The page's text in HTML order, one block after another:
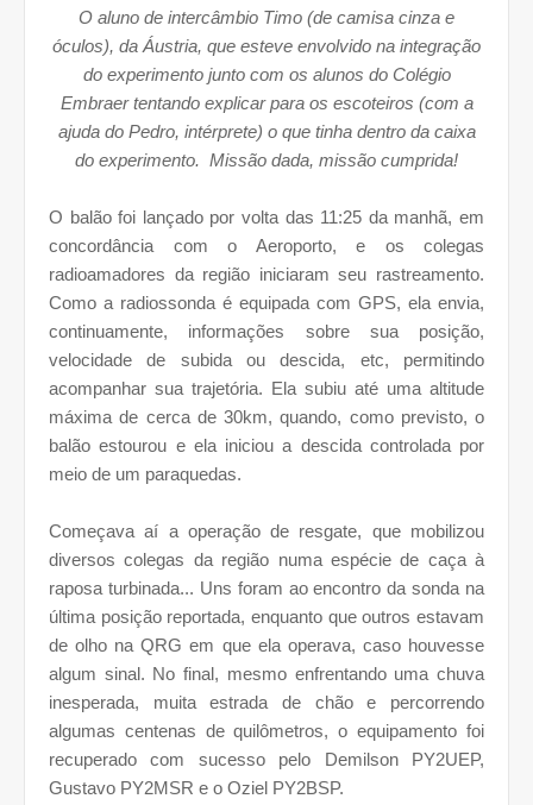
O aluno de intercâmbio Timo (de camisa cinza e
óculos), da Áustria, que esteve envolvido na integração
do experimento junto com os alunos do Colégio
Embraer tentando explicar para os escoteiros (com a
ajuda do Pedro, intérprete) o que tinha dentro da caixa
do experimento. Missão dada, missão cumprida!
O balão foi lançado por volta das 11:25 da manhã, em
concordância com o Aeroporto, e os colegas
radioamadores da região iniciaram seu rastreamento.
Como a radiossonda é equipada com GPS, ela envia,
continuamente, informações sobre sua posição,
velocidade de subida ou descida, etc, permitindo
acompanhar sua trajetória. Ela subiu até uma altitude
máxima de cerca de 30km, quando, como previsto, o
balão estourou e ela iniciou a descida controlada por
meio de um paraquedas.
Começava aí a operação de resgate, que mobilizou
diversos colegas da região numa espécie de caça à
raposa turbinada... Uns foram ao encontro da sonda na
última posição reportada, enquanto que outros estavam
de olho na QRG em que ela operava, caso houvesse
algum sinal. No final, mesmo enfrentando uma chuva
inesperada, muita estrada de chão e percorrendo
algumas centenas de quilômetros, o equipamento foi
recuperado com sucesso pelo Demilson PY2UEP,
Gustavo PY2MSR e o Oziel PY2BSP.